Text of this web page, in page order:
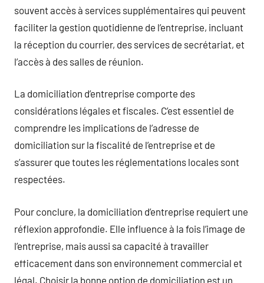
souvent accès à services supplémentaires qui peuvent
faciliter la gestion quotidienne de l’entreprise, incluant
la réception du courrier, des services de secrétariat, et
l’accès à des salles de réunion.
La domiciliation d’entreprise comporte des
considérations légales et fiscales. C’est essentiel de
comprendre les implications de l’adresse de
domiciliation sur la fiscalité de l’entreprise et de
s’assurer que toutes les réglementations locales sont
respectées.
Pour conclure, la domiciliation d’entreprise requiert une
réflexion approfondie. Elle influence à la fois l’image de
l’entreprise, mais aussi sa capacité à travailler
efficacement dans son environnement commercial et
légal. Choisir la bonne option de domiciliation est un